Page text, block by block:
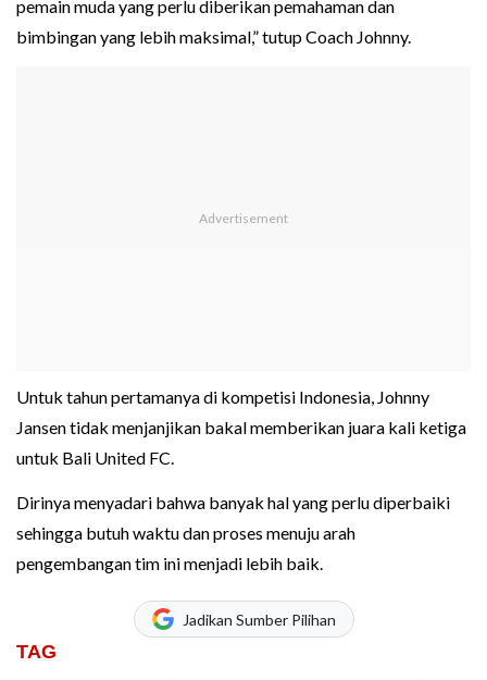
pemain muda yang perlu diberikan pemahaman dan
bimbingan yang lebih maksimal,” tutup Coach Johnny.
Untuk tahun pertamanya di kompetisi Indonesia, Johnny
Jansen tidak menjanjikan bakal memberikan juara kali ketiga
untuk Bali United FC.
Dirinya menyadari bahwa banyak hal yang perlu diperbaiki
sehingga butuh waktu dan proses menuju arah
pengembangan tim ini menjadi lebih baik.
Jadikan Sumber Pilihan
TAG